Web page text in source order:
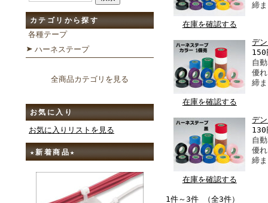
カテゴリから探す
各種テープ
ハーネステープ
全商品カテゴリを見る
お気に入り
お気に入りリストを見る
★新着商品★
在庫を確認する
締
在庫を確認する
デ
150
自
優
締
在庫を確認する
デ
130
自
優
締
1件～3件 （全3件）